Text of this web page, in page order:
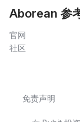
Aborean 参
官网
社区
免责声明